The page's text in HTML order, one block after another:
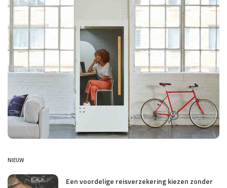
NIEUW
Een voordelige reisverzekering kiezen zonder